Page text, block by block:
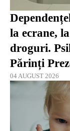
la ecrane,
droguri.
Părinți
04 AUGUST 2026